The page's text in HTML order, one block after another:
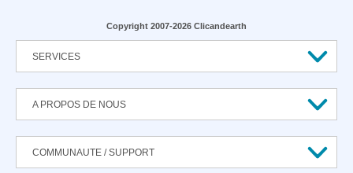
Copyright 2007-2026 Clicandearth
SERVICES
A PROPOS DE NOUS
COMMUNAUTE / SUPPORT